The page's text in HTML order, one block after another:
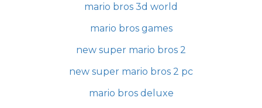
mario bros 3d world
mario bros games
new super mario bros 2
new super mario bros 2 pc
mario bros deluxe